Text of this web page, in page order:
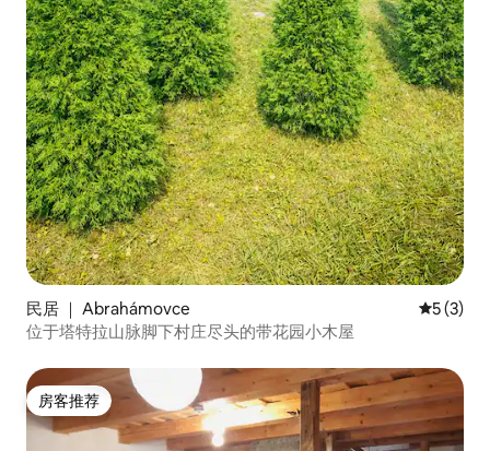
民居 ｜ Abrahámovce 平均评分
5 (3)
位于塔特拉山脉脚下村庄尽头的带花园小木屋
房客推荐
房客推荐